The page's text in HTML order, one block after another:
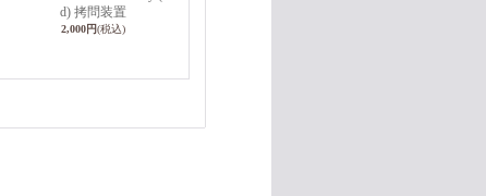
d) 拷問装置
2,000円(税込)